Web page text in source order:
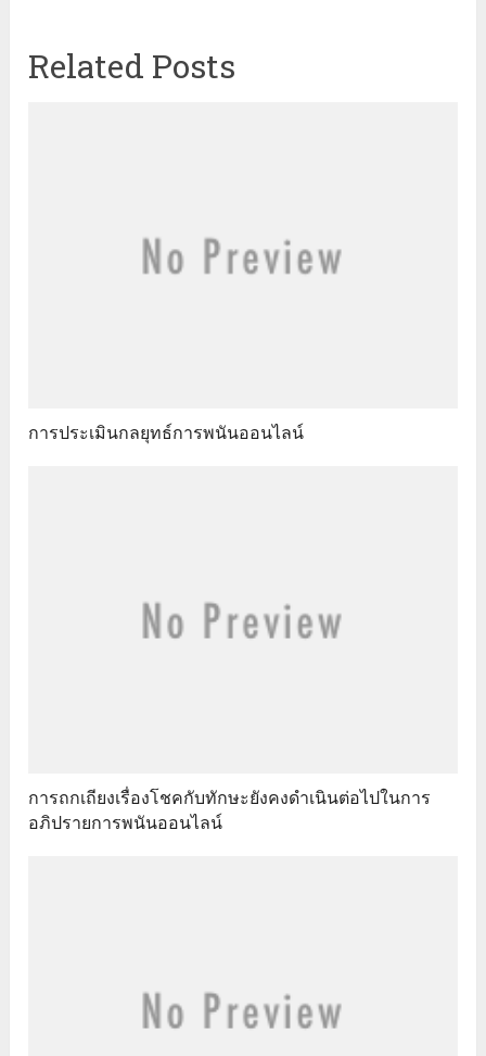
Related Posts
การประเมินกลยุทธ์การพนันออนไลน์
การถกเถียงเรื่องโชคกับทักษะยังคงดำเนินต่อไปในการ
อภิปรายการพนันออนไลน์